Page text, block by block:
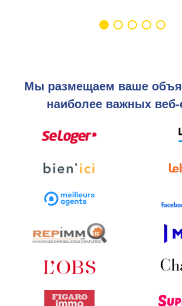
Мы размещаем ваше
наиболее важных веб-